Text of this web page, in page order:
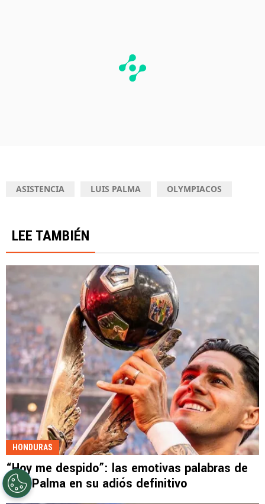
ASISTENCIA LUIS PALMA OLYMPIACOS
LEE TAMBIÉN
HONDURAS
“Hoy me despido”: las emotivas palabras de
Luis Palma en su adiós definitivo